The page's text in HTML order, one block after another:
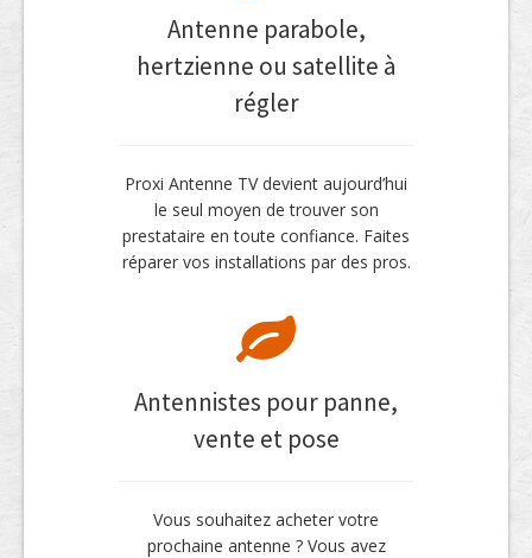
Antenne parabole,
hertzienne ou satellite à
régler
Proxi Antenne TV devient aujourd’hui
le seul moyen de trouver son
prestataire en toute confiance. Faites
réparer vos installations par des pros.
Antennistes pour panne,
vente et pose
Vous souhaitez acheter votre
prochaine antenne ? Vous avez